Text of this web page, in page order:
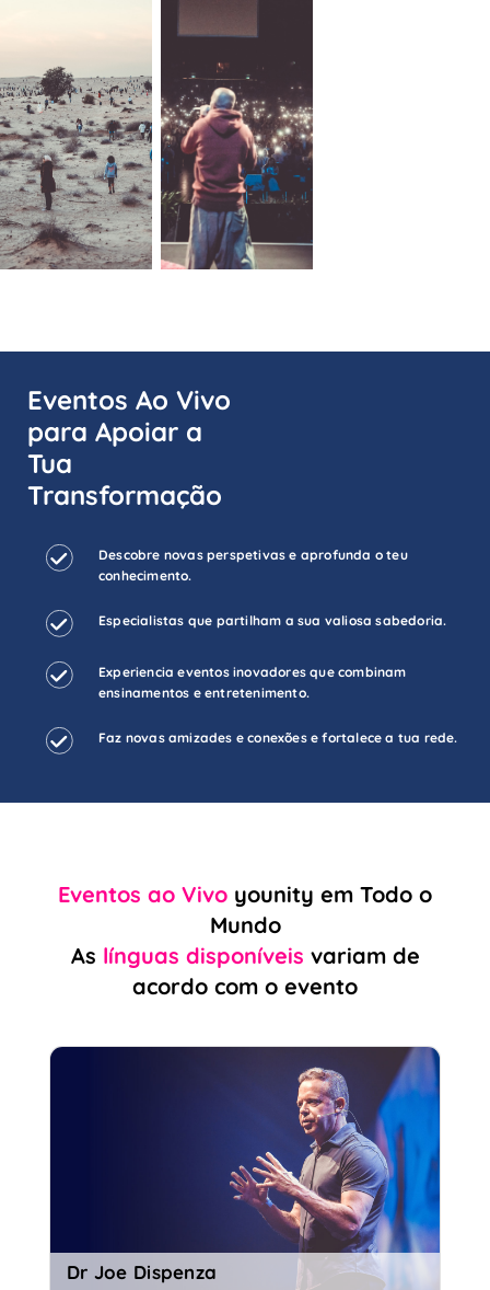
Eventos Ao Vivo
para Apoiar a
Tua
Transformação
Descobre novas perspetivas e aprofunda o teu
conhecimento.
Especialistas que partilham a sua valiosa sabedoria.
Experiencia eventos inovadores que combinam
ensinamentos e entretenimento.
Faz novas amizades e conexões e fortalece a tua rede.
Eventos ao Vivo younity em Todo o
Mundo
As línguas disponíveis variam de
acordo com o evento
Dr Joe Dispenza